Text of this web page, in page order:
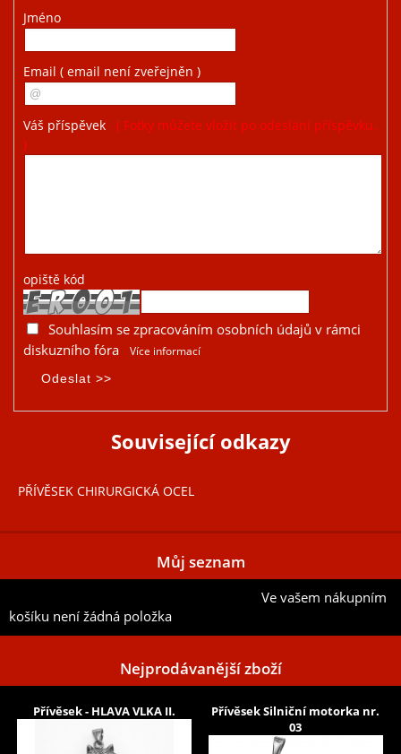
Jméno
Email ( email není zveřejněn )
Váš příspěvek
( Fotky můžete vložit po odeslání příspěvku.
)
opiště kód
Souhlasím se zpracováním osobních údajů v rámci
diskuzního fóra
Více informací
Související odkazy
PŘÍVĚSEK CHIRURGICKÁ OCEL
Můj seznam
Ve vašem nákupním
košíku není žádná položka
Nejprodávanější zboží
Přívěsek - HLAVA VLKA II.
Přívěsek Silniční motorka nr.
03